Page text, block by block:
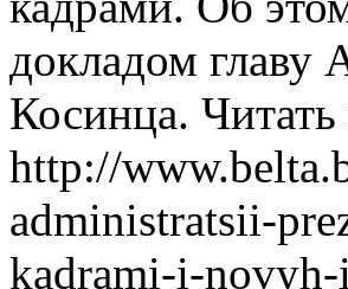
докладом главу
Косинца.
http://
administratsii-
kadrami-i-